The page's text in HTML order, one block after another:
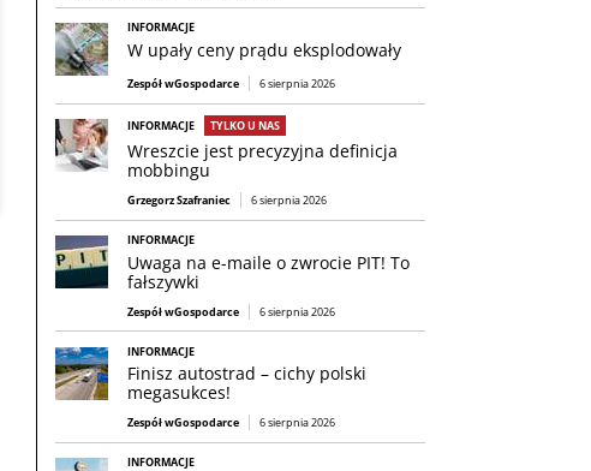
INFORMACJE
W upały ceny prądu eksplodowały
Zespół wGospodarce 6 sierpnia 2026
INFORMACJE TYLKO U NAS
Wreszcie jest precyzyjna definicja
mobbingu
Grzegorz Szafraniec 6 sierpnia 2026
INFORMACJE
Uwaga na e-maile o zwrocie PIT! To
fałszywki
Zespół wGospodarce 6 sierpnia 2026
INFORMACJE
Finisz autostrad – cichy polski
megasukces!
Zespół wGospodarce 6 sierpnia 2026
INFORMACJE